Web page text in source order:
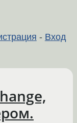
- Вход